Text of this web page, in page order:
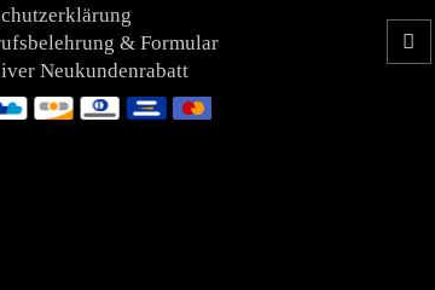
& Formular
Neukundenrabatt